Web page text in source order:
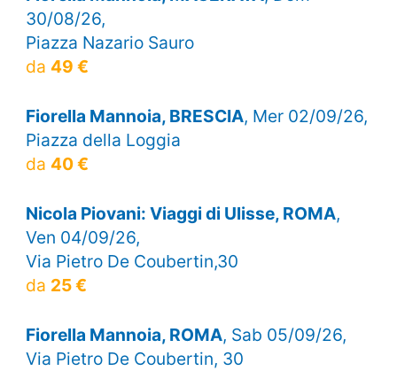
30/08/26,
Piazza Nazario Sauro
da 49 €
Fiorella Mannoia, BRESCIA, Mer 02/09/26,
Piazza della Loggia
da 40 €
Nicola Piovani: Viaggi di Ulisse, ROMA,
Ven 04/09/26,
Via Pietro De Coubertin,30
da 25 €
Fiorella Mannoia, ROMA, Sab 05/09/26,
Via Pietro De Coubertin, 30